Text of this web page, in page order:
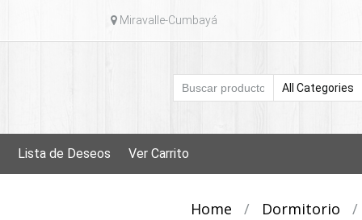
Miravalle-Cumbayá
Lista de Deseos Ver Carrito
Home / Dormitorio /